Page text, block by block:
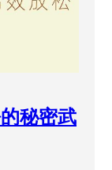
秘密武